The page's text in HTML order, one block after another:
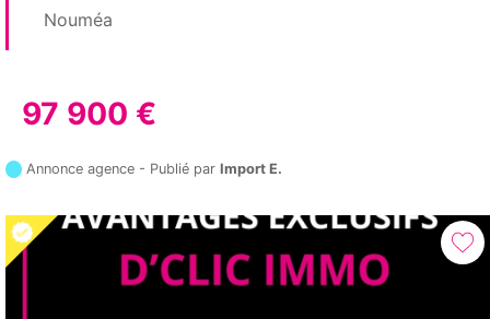
Nouméa
97 900 €
Annonce agence - Publié parImport E.